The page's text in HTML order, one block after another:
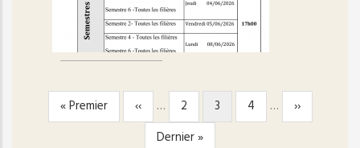
PAGINATION
Première
page
« Premier
Page
précédente
‹‹ … Page
2
Page
courante
3 Page
4 …
Page
suivante
››
Dernière
Dernier »